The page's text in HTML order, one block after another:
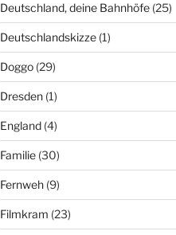
Deutschland, deine Bahnhöfe(25)
Deutschlandskizze(1)
Doggo(29)
Dresden(1)
England(4)
Familie(30)
Fernweh(9)
Filmkram (23)